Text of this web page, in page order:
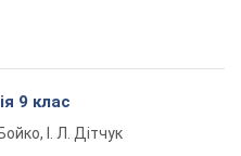
9 клас
І. Л. Дітчук